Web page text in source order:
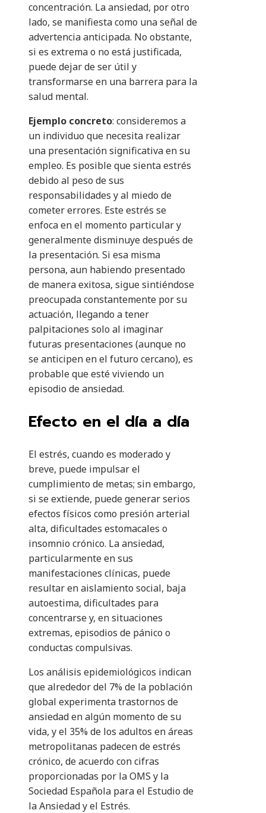
concentración. La ansiedad, por otro
lado, se manifiesta como una señal de
advertencia anticipada. No obstante,
si es extrema o no está justificada,
puede dejar de ser útil y
transformarse en una barrera para la
salud mental.
Ejemplo concreto: consideremos a
un individuo que necesita realizar
una presentación significativa en su
empleo. Es posible que sienta estrés
debido al peso de sus
responsabilidades y al miedo de
cometer errores. Este estrés se
enfoca en el momento particular y
generalmente disminuye después de
la presentación. Si esa misma
persona, aun habiendo presentado
de manera exitosa, sigue sintiéndose
preocupada constantemente por su
actuación, llegando a tener
palpitaciones solo al imaginar
futuras presentaciones (aunque no
se anticipen en el futuro cercano), es
probable que esté viviendo un
episodio de ansiedad.
Efecto en el día a día
El estrés, cuando es moderado y
breve, puede impulsar el
cumplimiento de metas; sin embargo,
si se extiende, puede generar serios
efectos físicos como presión arterial
alta, dificultades estomacales o
insomnio crónico. La ansiedad,
particularmente en sus
manifestaciones clínicas, puede
resultar en aislamiento social, baja
autoestima, dificultades para
concentrarse y, en situaciones
extremas, episodios de pánico o
conductas compulsivas.
Los análisis epidemiológicos indican
que alrededor del 7% de la población
global experimenta trastornos de
ansiedad en algún momento de su
vida, y el 35% de los adultos en áreas
metropolitanas padecen de estrés
crónico, de acuerdo con cifras
proporcionadas por la OMS y la
Sociedad Española para el Estudio de
la Ansiedad y el Estrés.